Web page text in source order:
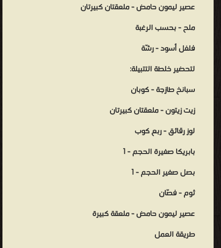
عصير ليمون حامض - ملعقتان كبيرتان
ملح - بحسب الرغبة
فلفل أسود - رشّة
لتحضير خلطة التتبيلة:
سبانخ طازجة - كوبان
زيت زيتون - ملعقتان كبيرتان
لوز رقائق - ربع كوب
بابريكا صغيرة الحجم - 1
بصل صغير الحجم - 1
ثوم - فصّان
عصير ليمون حامض - ملعقة كبيرة
طريقة العمل